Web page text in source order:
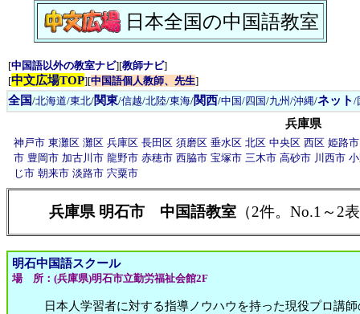
日本全国の中国語教室
[中国語以外の教室ナビ][教師ナビ]
[中文広場TOP][中国語個人教師、先生]
全国/北海道/東北/関東/信越/北陸/東海/関西/中国/四国/九州/沖縄/ネット /
兵庫県
神戸市 東灘区 灘区 兵庫区 長田区 須磨区 垂水区 北区 中央区 西区 姫路市
市 豊岡市 加古川市 龍野市 赤穂市 西脇市 宝塚市 三木市 高砂市 川西市
じ市 朝来市 淡路市 宍粟市
兵庫県 明石市 中国語教室 （2件。No.1～2
明石中国語スクール
場 所：(兵庫県)明石市立勤労福祉会館2F
日本人学習者に対する指導ノウハウを持った現役プロ講